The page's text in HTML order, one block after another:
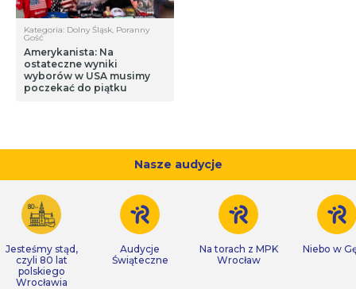
Kategoria: Dolny Śląsk, Poranny
Gość
Amerykanista: Na
ostateczne wyniki
wyborów w USA musimy
poczekać do piątku
Nasze audycje
Jesteśmy stąd,
czyli 80 lat
polskiego
Wrocławia
Audycje
Świąteczne
Na torach z MPK
Wrocław
Niebo w